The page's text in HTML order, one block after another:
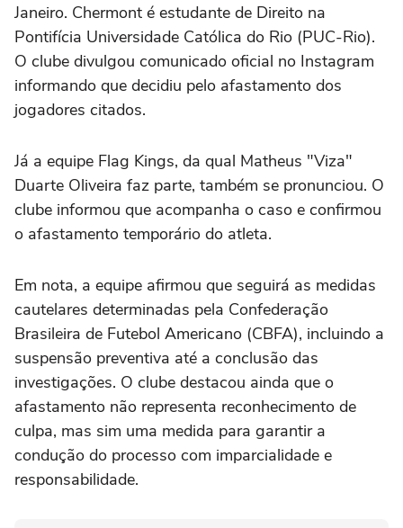
Janeiro. Chermont é estudante de Direito na
Pontifícia Universidade Católica do Rio (PUC-Rio).
O clube divulgou comunicado oficial no Instagram
informando que decidiu pelo afastamento dos
jogadores citados.
Já a equipe Flag Kings, da qual Matheus "Viza"
Duarte Oliveira faz parte, também se pronunciou. O
clube informou que acompanha o caso e confirmou
o afastamento temporário do atleta.
Em nota, a equipe afirmou que seguirá as medidas
cautelares determinadas pela Confederação
Brasileira de Futebol Americano (CBFA), incluindo a
suspensão preventiva até a conclusão das
investigações. O clube destacou ainda que o
afastamento não representa reconhecimento de
culpa, mas sim uma medida para garantir a
condução do processo com imparcialidade e
responsabilidade.